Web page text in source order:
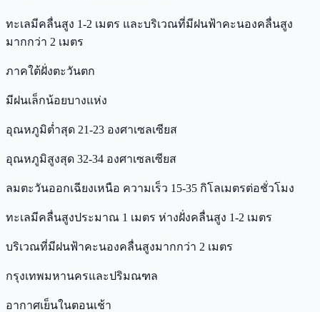
ทะเลมีคลื่นสูง 1-2 เมตร และบริเวณที่มีฝนฟ้าคะนองคลื่นสูง
มากกว่า 2 เมตร
ภาคใต้ฝั่งตะวันตก
มีฝนเล็กน้อยบางแห่ง
อุณหภูมิต่ำสุด 21-23 องศาเซลเซียส
อุณหภูมิสูงสุด 32-34 องศาเซลเซียส
ลมตะวันออกเฉียงเหนือ ความเร็ว 15-35 กิโลเมตรต่อชั่วโมง
ทะเลมีคลื่นสูงประมาณ 1 เมตร ห่างฝั่งคลื่นสูง 1-2 เมตร
บริเวณที่มีฝนฟ้าคะนองคลื่นสูงมากกว่า 2 เมตร
กรุงเทพมหานครและปริมณฑล
อากาศเย็นในตอนเช้า